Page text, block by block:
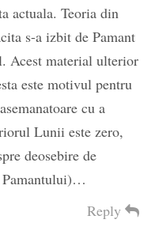
actuala. Teoria din
s-a izbit de Pamant
Acest material ulterior
este motivul pentru
cu a
Lunii este zero,
deosebire de
Pamantului)…
Reply